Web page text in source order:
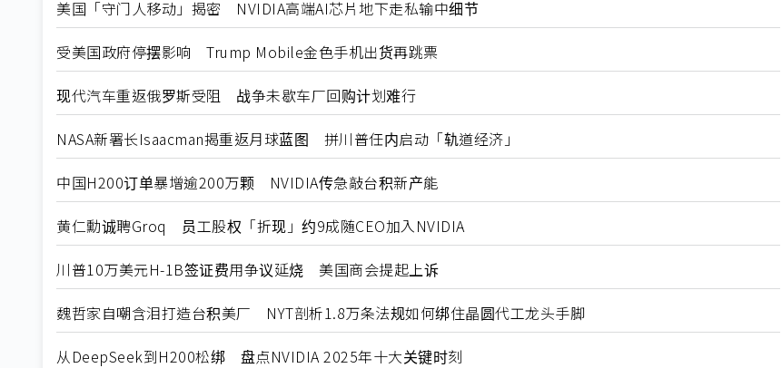
美国「守门人移动」揭密 NVIDIA高端AI芯片地下走私输中细节
受美国政府停摆影响 Trump Mobile金色手机出货再跳票
现代汽车重返俄罗斯受阻 战争未歇车厂回购计划难行
NASA新署长Isaacman揭重返月球蓝图 拼川普任内启动「轨道经济」
中国H200订单暴增逾200万颗 NVIDIA传急敲台积新产能
黄仁勳诚聘Groq 员工股权「折现」约9成随CEO加入NVIDIA
川普10万美元H-1B签证费用争议延烧 美国商会提起上诉
魏哲家自嘲含泪打造台积美厂 NYT剖析1.8万条法规如何绑住晶圆代工龙头手脚
从DeepSeek到H200松绑 盘点NVIDIA 2025年十大关键时刻